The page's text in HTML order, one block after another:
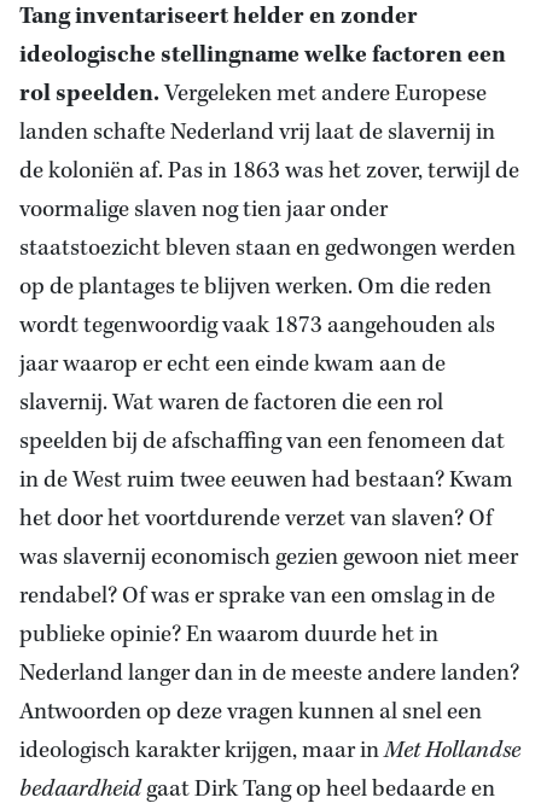
Tang inventariseert helder en zonder
ideologische stellingname welke factoren een
rol speelden.Vergeleken met andere Europese
landen schafte Nederland vrij laat de slavernij in
de koloniën af. Pas in 1863 was het zover, terwijl de
voormalige slaven nog tien jaar onder
staatstoezicht bleven staan en gedwongen werden
op de plantages te blijven werken. Om die reden
wordt tegenwoordig vaak 1873 aangehouden als
jaar waarop er echt een einde kwam aan de
slavernij. Wat waren de factoren die een rol
speelden bij de afschaffing van een fenomeen dat
in de West ruim twee eeuwen had bestaan? Kwam
het door het voortdurende verzet van slaven? Of
was slavernij economisch gezien gewoon niet meer
rendabel? Of was er sprake van een omslag in de
publieke opinie? En waarom duurde het in
Nederland langer dan in de meeste andere landen?
Antwoorden op deze vragen kunnen al snel een
ideologisch karakter krijgen, maar inMet Hollandse
bedaardheidgaat Dirk Tang op heel bedaarde en